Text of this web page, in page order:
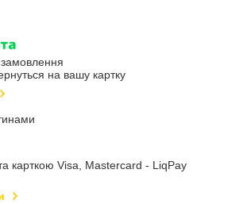
на вашу картку
карткою Visa, Mastercard - LiqPay